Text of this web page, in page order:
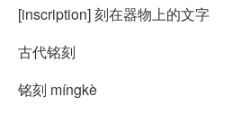
[inscription] 刻在器物上的文字
古代铭刻
铭刻 míngkè